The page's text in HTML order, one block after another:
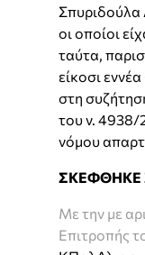
Σπυριδούλα
οι οποίοι
ταύτα,
είκοσι
στη
του ν. 4938/
νόμου
Με την με
Επιτροπής